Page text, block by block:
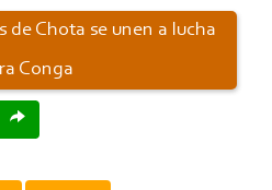
de Chota se unen a lucha
Conga